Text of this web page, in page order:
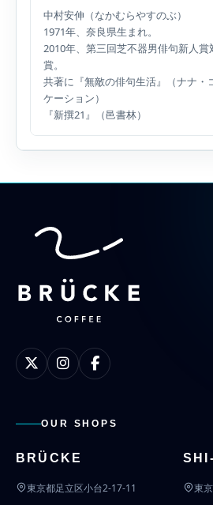
中村安伸（なかむらやすのぶ）
1971年、奈良県生まれ。
2010年、第三回芝不器男俳句新人賞
賞。
共著に『無敵の俳句生活』（ナナ・
ケーション）
『新撰21』（邑書林）
OUR SHOPS
BRÜCKE
東京都足立区小台2-17-11 東